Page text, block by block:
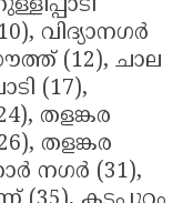
വിദ്യാനഗർ
(12), ചാല
(17),
തളങ്കര
തളങ്കര
നഗർ (31),